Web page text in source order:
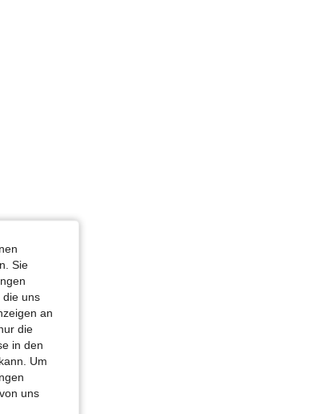
Sie
die uns
an
die
in den
Um
uns